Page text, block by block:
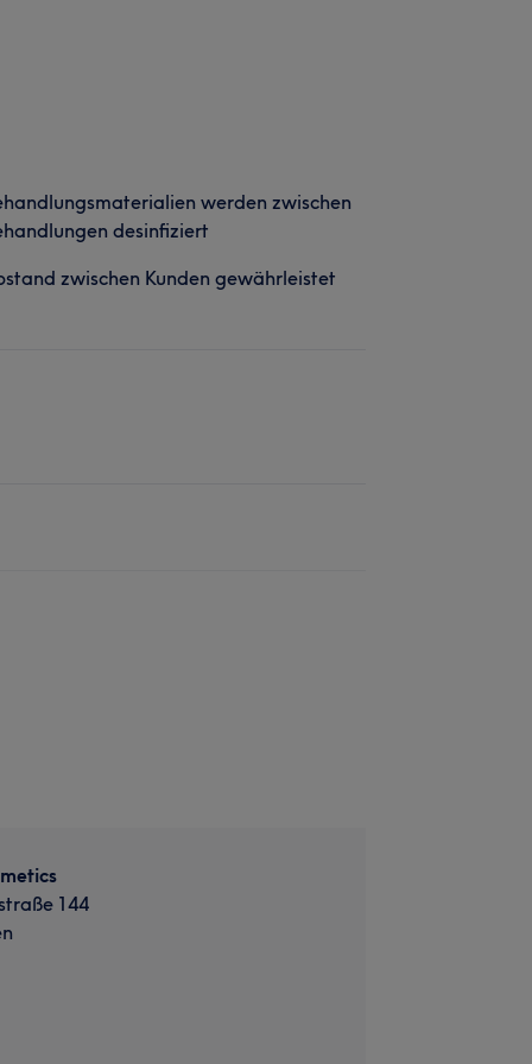
werden zwischen
desinfiziert
zwischen Kunden gewährleistet
144